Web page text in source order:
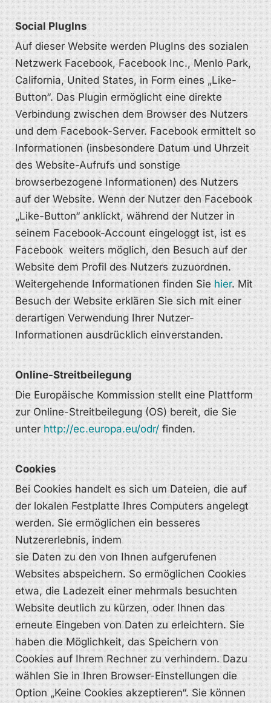
Social PlugIns
Auf dieser Website werden PlugIns des sozialen
Netzwerk Facebook, Facebook Inc., Menlo Park,
California, United States, in Form eines „Like-
Button“. Das Plugin ermöglicht eine direkte
Verbindung zwischen dem Browser des Nutzers
und dem Facebook-Server. Facebook ermittelt so
Informationen (insbesondere Datum und Uhrzeit
des Website-Aufrufs und sonstige
browserbezogene Informationen) des Nutzers
auf der Website. Wenn der Nutzer den Facebook
„Like-Button“ anklickt, während der Nutzer in
seinem Facebook-Account eingeloggt ist, ist es
Facebook weiters möglich, den Besuch auf der
Website dem Profil des Nutzers zuzuordnen.
Weitergehende Informationen finden Siehier. Mit
Besuch der Website erklären Sie sich mit einer
derartigen Verwendung Ihrer Nutzer-
Informationen ausdrücklich einverstanden.
Online-Streitbeilegung
Die Europäische Kommission stellt eine Plattform
zur Online-Streitbeilegung (OS) bereit, die Sie
unterhttp://ec.europa.eu/odr/finden.
Cookies
Bei Cookies handelt es sich um Dateien, die auf
der lokalen Festplatte Ihres Computers angelegt
werden. Sie ermöglichen ein besseres
Nutzererlebnis, indem
sie Daten zu den von Ihnen aufgerufenen
Websites abspeichern. So ermöglichen Cookies
etwa, die Ladezeit einer mehrmals besuchten
Website deutlich zu kürzen, oder Ihnen das
erneute Eingeben von Daten zu erleichtern. Sie
haben die Möglichkeit, das Speichern von
Cookies auf Ihrem Rechner zu verhindern. Dazu
wählen Sie in Ihren Browser-Einstellungen die
Option „Keine Cookies akzeptieren“. Sie können